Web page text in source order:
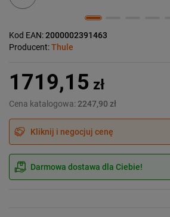
Kod EAN:2000002391463
Producent:Thule
1719,15 zł
Cena katalogowa: 2247,90 zł
Kliknij i negocjuj cenę
Darmowa dostawa dla Ciebie!